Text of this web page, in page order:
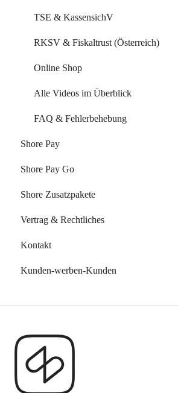
Marketing Funktionen
Alle Videos im Überblick
FAQ & Fehlerbehebung
TSE & KassensichV
RKSV & Fiskaltrust (Österreich)
Online Shop
Alle Videos im Überblick
FAQ & Fehlerbehebung
Shore Pay
Erste Schritte
FAQs - Fragen & Antworten zu Shore
Shore Pay Go
Shore Zusatzpakete
Onlineshop
Website-Baukasten
Online-Verzeichnisse
Vertrag & Rechtliches
Vertrag & Rechnungen
Datenschutz
Kontakt
Support kontaktieren
Kunden-werben-Kunden